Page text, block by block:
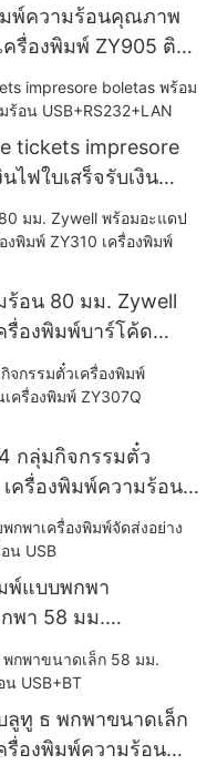
มพ์ความร้อนคุณภาพ
ครื่องพิมพ์ ZY905 ติด
tickets impresore
ไฟใบเสร็จรับเงิน
ร้อน 80 มม. Zywell
รื่องพิมพ์บาร์โค้ด
ามร้อน
กลุ่มกิจกรรมตั๋ว
ครื่องพิมพ์ความร้อน
พ์แบบพกพา
พา 58 มม.
ลูทู ธ พกพาขนาดเล็ก
รื่องพิมพ์ความร้อน